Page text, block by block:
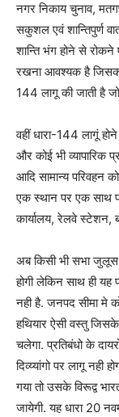
नगर निकाय चुनाव,
सकुशल एवं शान्तिपुर्ण
शान्ति भंग होने से
रखना आवश्यक है
144 लागू की जाती है
वहीं धारा-144 लागूं
और कोई भी व्यापारिक
आदि सामान्य परिवहन
एक स्थान पर एक साथ
कार्यालय, रेलवे स्टेशन,
अब किसी भी सभा जुलूस
होगी लेकिन साथ ही यह
नही है. जनपद सीमा मे
हथियार ऐसी वस्तु जिसके
चलेगा. प्रतिबंधो के
दिव्य्यांगो पर लागू नही
गया तो उसके विरूद्व
जायेगी. यह धारा 20